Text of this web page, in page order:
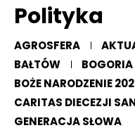
Polityka
AGROSFERA
BAŁTÓW
BOGORIA
BOŻE NARODZENIE
CARITAS DIECEZJI
GENERACJA SŁOWA